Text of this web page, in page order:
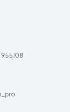
955108